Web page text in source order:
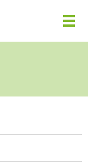
メ